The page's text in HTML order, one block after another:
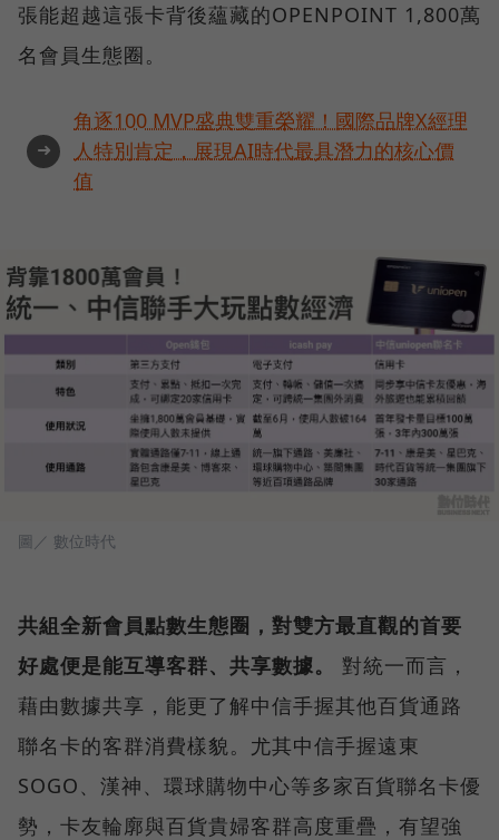
張能超越這張卡背後蘊藏的OPENPOINT 1,800萬
名會員生態圈。
➜
角逐100 MVP盛典雙重榮耀！國際品牌X經理
人特別肯定，展現AI時代最具潛力的核心價
值
圖／ 數位時代
共組全新會員點數生態圈，對雙方最直觀的首要
好處便是能互導客群、共享數據。
對統一而言，
藉由數據共享，能更了解中信手握其他百貨通路
聯名卡的客群消費樣貌。尤其中信手握遠東
SOGO、漢神、環球購物中心等多家百貨聯名卡優
勢，卡友輪廓與百貨貴婦客群高度重疊，有望強